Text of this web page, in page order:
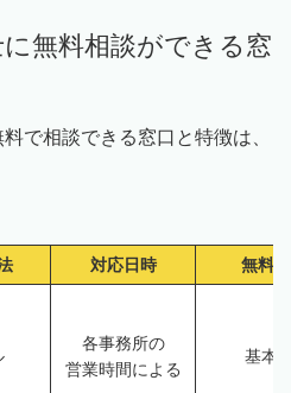
無料相談ができる窓
で相談できる窓口と特徴は、
対応日時 無料
各事務所の
営業時間による
基本